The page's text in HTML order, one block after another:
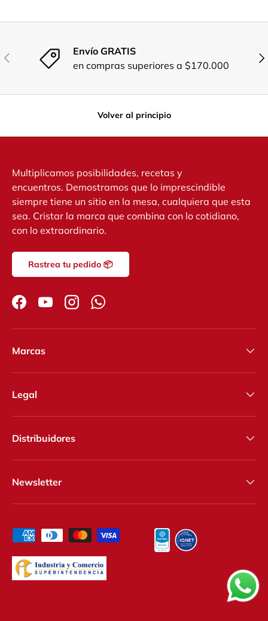
Anterior
Envío GRATIS
en compras superiores a $170.000
Volver al principio
Multiplicamos posibilidades, recetas y
encuentros. Demostramos que lo imprescindible
siempre tiene un sitio en la mesa, cualquiera que esta
sea. Cristar la marca que combina con lo cotidiano,
con lo extraordinario.
Rastrea tu pedido 📦
FacebookYouTubeInstagramWhatsApp
Marcas
Legal
Distribuidores
Newsletter
Formas de pago aceptadas